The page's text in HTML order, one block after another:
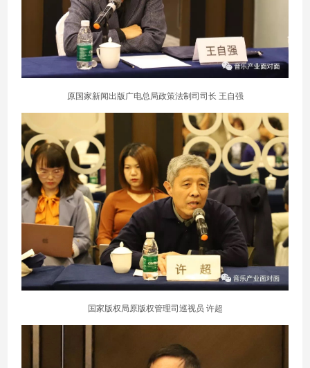
原国家新闻出版广电总局政策法制司司长 王自强
国家版权局原版权管理司巡视员 许超